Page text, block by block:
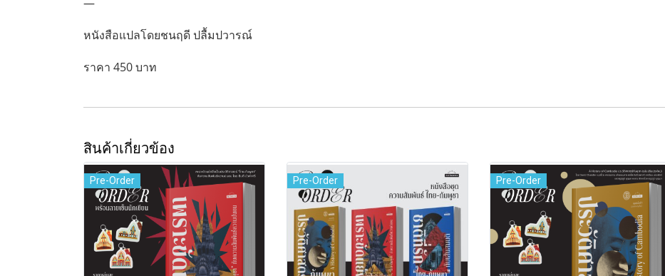
หนังสือแปลโดยชนฤดี ปลื้มปวารณ์
ราคา 450 บาท
สินค้าเกี่ยวข้อง
Pre-Order Pre-Order Pre-Order